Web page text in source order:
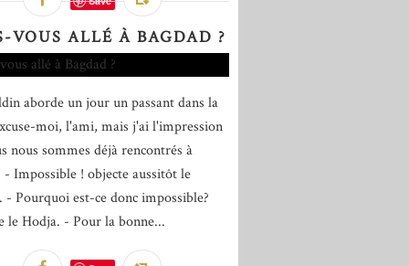
VOUS ALLÉ À BAGDAD ?
aborde un jour un passant dans la
moi, l'ami, mais j'ai l'impression
nous sommes déjà rencontrés à
- Impossible ! objecte aussitôt le
- Pourquoi est-ce donc impossible?
le Hodja. - Pour la bonne...